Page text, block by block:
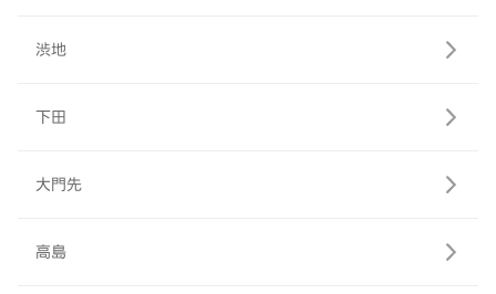
渋地
下田
大門先
高島